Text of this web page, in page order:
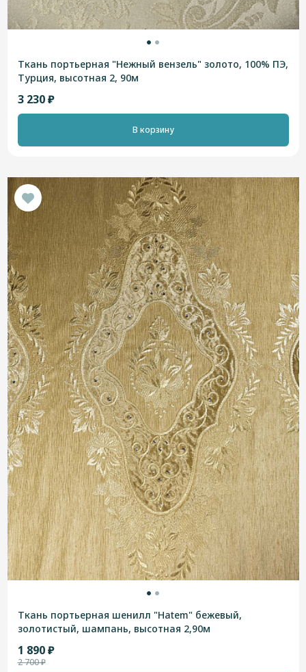
Ткань портьерная "Нежный вензель" золото, 100% ПЭ,
Турция, высотная 2, 90м
3 230 ₽
В корзину
Ткань портьерная шенилл "Hatem" бежевый,
золотистый, шампань, высотная 2,90м
1 890 ₽
2 700 ₽